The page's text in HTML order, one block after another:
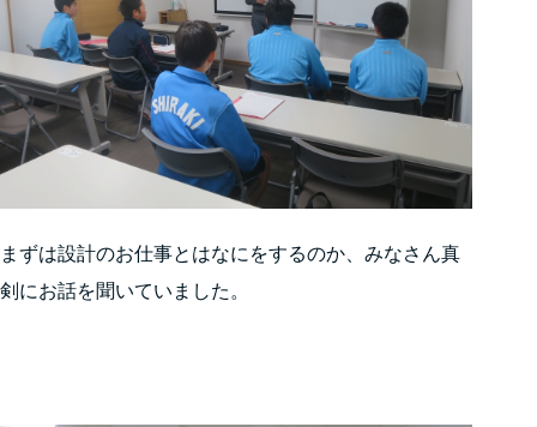
まずは設計のお仕事とはなにをするのか、みなさん真
剣にお話を聞いていました。